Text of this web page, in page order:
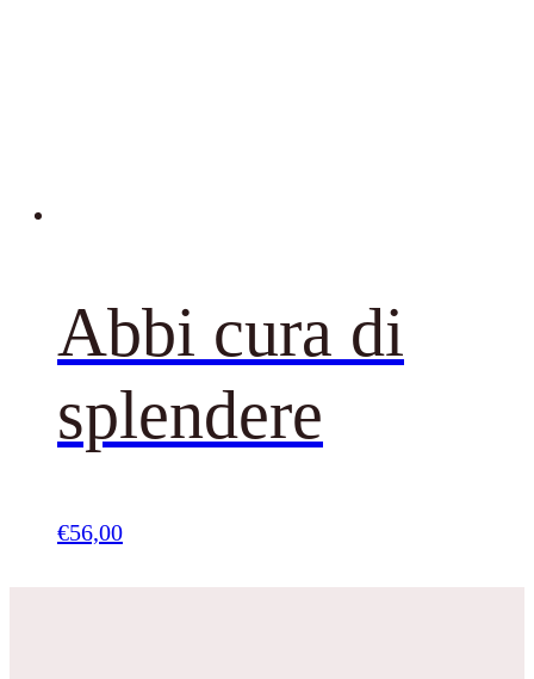
Abbi cura di
splendere
€56,00